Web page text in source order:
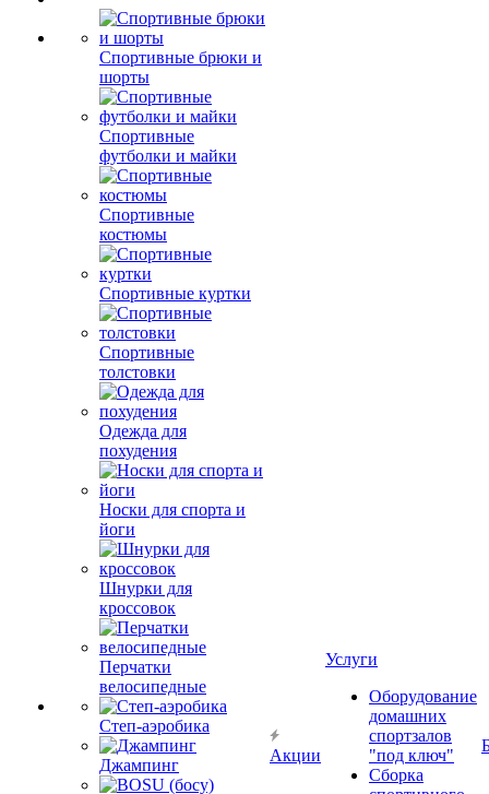
Спортивные брюки и
шорты
Спортивные
футболки и майки
Спортивные
костюмы
Спортивные куртки
Спортивные
толстовки
Одежда для
похудения
Носки для спорта и
йоги
Шнурки для
кроссовок
Перчатки
велосипедные
Степ-аэробика
Джампинг
Акции
Услуги
Оборудование
домашних
спортзалов
"под ключ"
Сборка